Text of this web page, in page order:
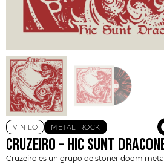
VINILO METAL ROCK
CRUZEIRO – HIC SUNT
Cruzeiro es un grupo de stoner doom